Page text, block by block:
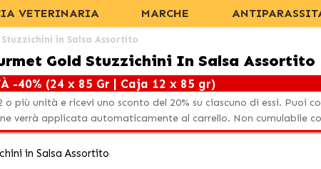
VETERINARIA MARCHE
in Salsa Assortito
Gold Stuzzichini In Salsa Assortito
-40% (24 x 85 Gr | Caja 12 x 85 gr)
o più unità e ricevi uno sconto del 20% su ciascuno di essi. Puoi
verrà applicata automaticamente al carrello. Non cumulabile
in Salsa Assortito